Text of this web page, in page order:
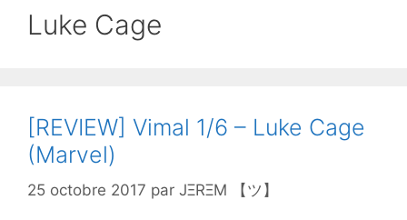
Luke Cage
[REVIEW] Vimal 1/6 – Luke Cage
(Marvel)
25 octobre 2017 par JΞRΞM 【ツ】